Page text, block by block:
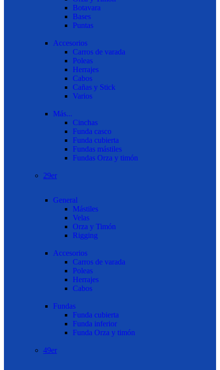
Botavara
Bases
Puntas
Accesorios
Carros de varada
Poleas
Herrajes
Cabos
Cañas y Stick
Varios
Más...
Cinchas
Funda casco
Funda cubierta
Fundas mástiles
Fundas Orza y timón
29er
General
Mástiles
Velas
Orza y Timón
Rigging
Accesorios
Carros de varada
Poleas
Herrajes
Cabos
Fundas
Funda cubierta
Funda inferior
Funda Orza y timón
49er